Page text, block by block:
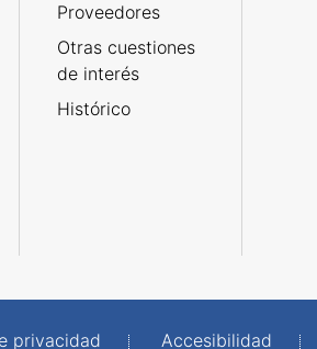
Proveedores
Otras cuestiones
de interés
Histórico
privacidad Accesibilidad